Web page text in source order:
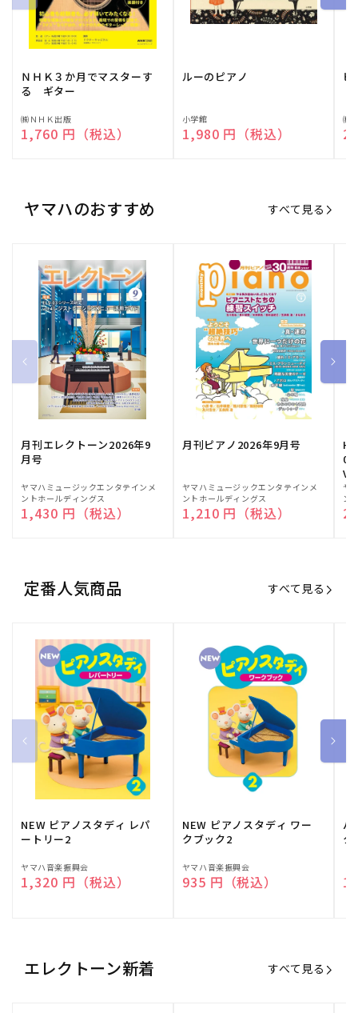
ＮＨＫ３か月でマスターす
る ギター
販
売
㈱ＮＨＫ出版
通常価格
1,760 円（税込）
ルーのピアノ
販
売
小学館
通常価格
1,980 円（税込）
ピ
販
売
㈱
ヤマハのおすすめ すべて見る
月刊エレクトーン2026年9
月号
販
売
元:
ヤマハミュージックエンタテインメ
ントホールディングス
通常価格
1,430 円（税込）
月刊ピアノ2026年9月号
販
売
元:
ヤマハミュージックエンタテインメ
ントホールディングス
通常価格
1,210 円（税込）
販
売
元:
ヤ
ン
定番人気商品 すべて見る
NEW ピアノスタディ レパ
ートリー2
販
売
ヤマハ音楽振興会
通常価格
1,320 円（税込）
NEW ピアノスタディ ワー
クブック2
販
売
ヤマハ音楽振興会
通常価格
935 円（税込）
バ
ク
売
エレクトーン新着 すべて見る